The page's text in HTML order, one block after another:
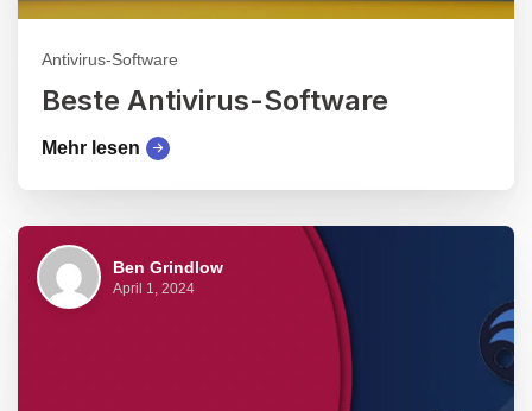
Antivirus-Software
Beste Antivirus-Software
Mehr lesen
Ben Grindlow
April 1, 2024